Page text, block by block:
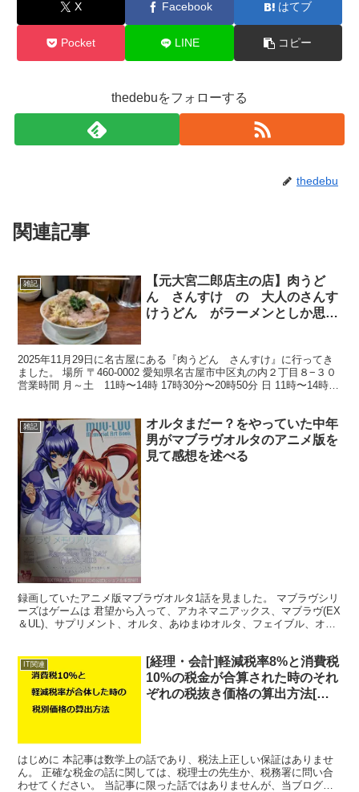
X Facebook はてブ
Pocket LINE コピー
thedebuをフォローする
thedebu
関連記事
雑記
【元大宮二郎店主の店】肉うど
ん さんすけ の 大人のさんす
けうどん がラーメンとしか思え
2025年11月29日に名古屋にある『肉うどん さんすけ』に行ってき
ました。 場所 〒460-0002 愛知県名古屋市中区丸の内２丁目８−３０
営業時間 月～土 11時〜14時 17時30分〜20時50分 日 11時〜14時50
雑記
オルタまだー？をやっていた中年
男がマブラヴオルタのアニメ版を
見て感想を述べる
録画していたアニメ版マブラヴオルタ1話を見ました。 マブラヴシリ
ーズはゲームは 君望から入って、アカネマニアックス、マブラヴ(EX
＆UL)、サプリメント、オルタ、あゆまゆオルタ、フェイブル、オル
IT関連
[経理・会計]軽減税率8%と消費税
10%の税金が合算された時のそれ
ぞれの税抜き価格の算出方法[数
はじめに 本記事は数学上の話であり、税法上正しい保証はありませ
ん。 正確な税金の話に関しては、税理士の先生か、税務署に問い合
わせてください。 当記事に限った話ではありませんが、当ブログの